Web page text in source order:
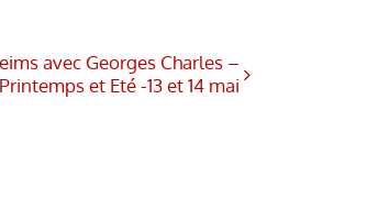
avec Georges Charles –
Printemps et Eté -13 et 14 mai